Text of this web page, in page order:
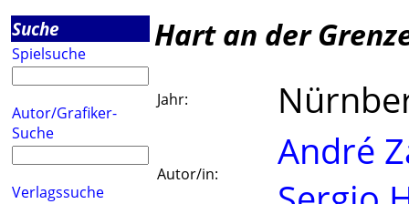
Suche
Spielsuche
Autor/Grafiker-
Suche
Verlagssuche
Hart an der
Jahr:
Autor/in:
André